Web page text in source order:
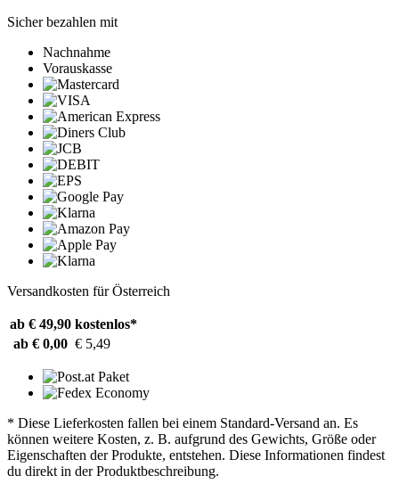
Sicher bezahlen mit
Nachnahme
Vorauskasse
Versandkosten für Österreich
ab € 49,90 kostenlos*
ab € 0,00 € 5,49
* Diese Lieferkosten fallen bei einem Standard-Versand an. Es
können weitere Kosten, z. B. aufgrund des Gewichts, Größe oder
Eigenschaften der Produkte, entstehen. Diese Informationen findest
du direkt in der Produktbeschreibung.